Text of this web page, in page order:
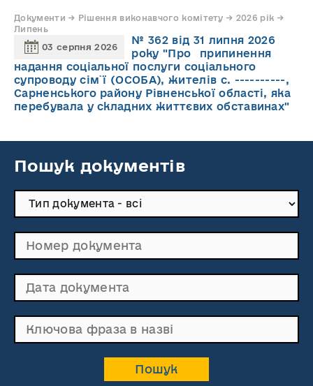
Документи → Рішення виконавчого комітету → 2026 рік →
Липень
03 серпня 2026
№ 362 від 31 липня 2026
року "Про припинення
надання соціальної послуги соціального
супроводу cім`ї (ОСОБА), жителів с. ----------,
Сарненського району Рівненської області, яка
перебувала у складних життєвих обставинах"
Пошук документів